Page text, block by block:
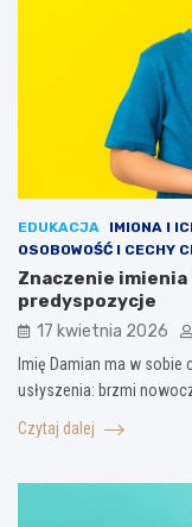
EDUKACJA IMIONA I
OSOBOWOŚĆ I CECHY
Znaczenie imienia
predyspozycje
17 kwietnia 2026
Imię Damian ma w
usłyszenia: brzmi
Czytaj dalej